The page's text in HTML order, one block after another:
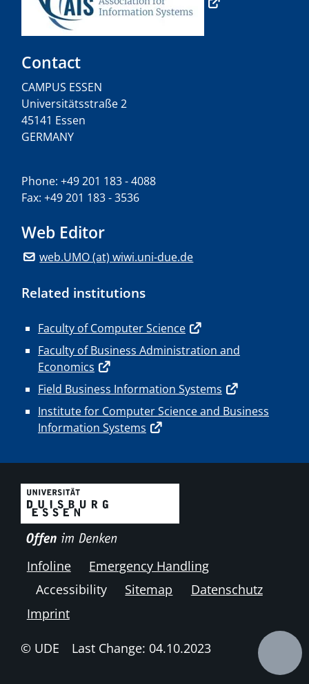
Contact
CAMPUS ESSEN
Universitätsstraße 2
45141 Essen
GERMANY
Phone: +49 201 183 - 4088
Fax: +49 201 183 - 3536
Web Editor
web.UMO (at) wiwi.uni-due.de
Related institutions
Faculty of Computer Science
Faculty of Business Administration and
Economics
Field Business Information Systems
Institute for Computer Science and Business
Information Systems
Infoline
Emergency Handling
Accessibility
Sitemap
Datenschutz
Imprint
© UDE Last Change: 04.10.2023